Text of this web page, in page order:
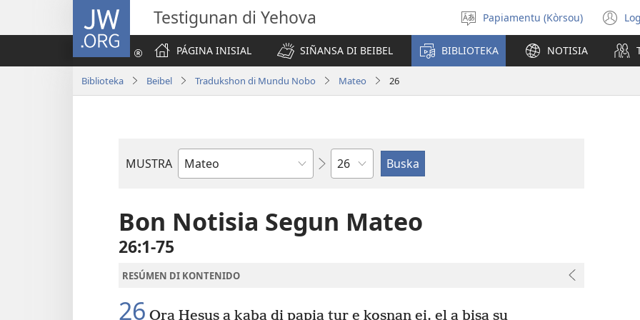
JW.ORG Testigunan di Yehova
Skohe
Idioma
Papiamentu (Kòrsou)
PÁGINA INISIAL
SIÑANSA DI BEIBEL BIBLIOTEKA NOTISIA
Biblioteka Beibel Tradukshon di Mundu Nobo Mateo 26
MUSTRA
Buki
Kapítulo
Bon Notisia Segun Mateo
26:1-75
RESÚMEN DI KONTENIDO
26 Ora Hesus a kaba di papia tur e kosnan ei, el a bisa su